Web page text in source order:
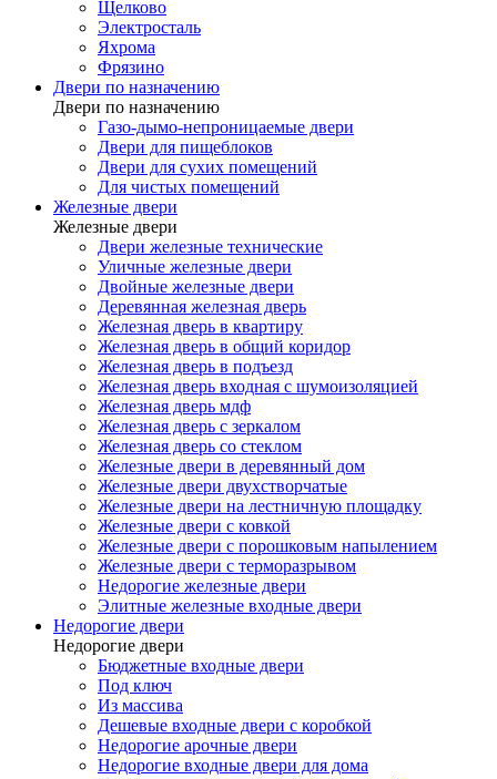
Щелково
Электросталь
Яхрома
Фрязино
Двери по назначению
Двери по назначению
Газо-дымо-непроницаемые двери
Двери для пищеблоков
Двери для сухих помещений
Для чистых помещений
Железные двери
Железные двери
Двери железные технические
Уличные железные двери
Двойные железные двери
Деревянная железная дверь
Железная дверь в квартиру
Железная дверь в общий коридор
Железная дверь в подъезд
Железная дверь входная с шумоизоляцией
Железная дверь мдф
Железная дверь с зеркалом
Железная дверь со стеклом
Железные двери в деревянный дом
Железные двери двухстворчатые
Железные двери на лестничную площадку
Железные двери с ковкой
Железные двери с порошковым напылением
Железные двери с терморазрывом
Недорогие железные двери
Элитные железные входные двери
Недорогие двери
Недорогие двери
Бюджетные входные двери
Под ключ
Из массива
Дешевые входные двери с коробкой
Недорогие арочные двери
Недорогие входные двери для дома